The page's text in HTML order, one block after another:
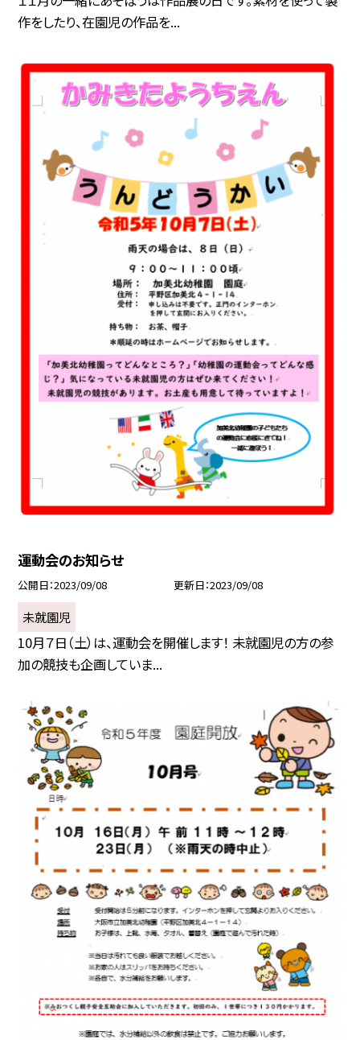
作をしたり、在園児の作品を...
運動会のお知らせ
公開日 2023/09/08 更新日 2023/09/08
未就園児
10月７日（土）は、運動会を開催します！ 未就園児の方の参
加の競技も企画していま...